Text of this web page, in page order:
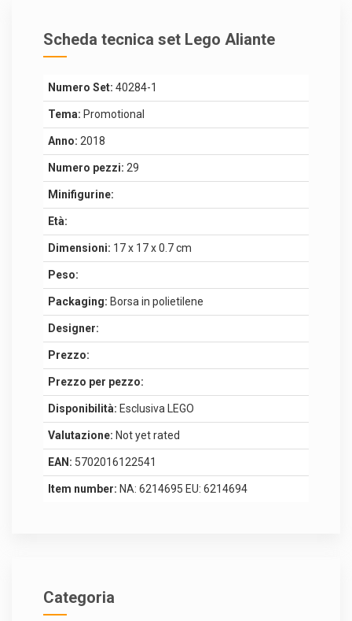
Scheda tecnica set Lego Aliante
Numero Set: 40284-1
Tema: Promotional
Anno: 2018
Numero pezzi: 29
Minifigurine:
Età:
Dimensioni: 17 x 17 x 0.7 cm
Peso:
Packaging: Borsa in polietilene
Designer:
Prezzo:
Prezzo per pezzo:
Disponibilità: Esclusiva LEGO
Valutazione: Not yet rated
EAN: 5702016122541
Item number: NA: 6214695 EU: 6214694
Categoria